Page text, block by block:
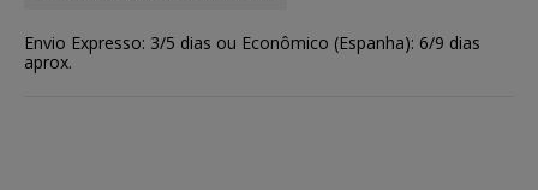
Envio Expresso: 3/5 dias ou Econômico (Espanha): 6/9 dias
aprox.